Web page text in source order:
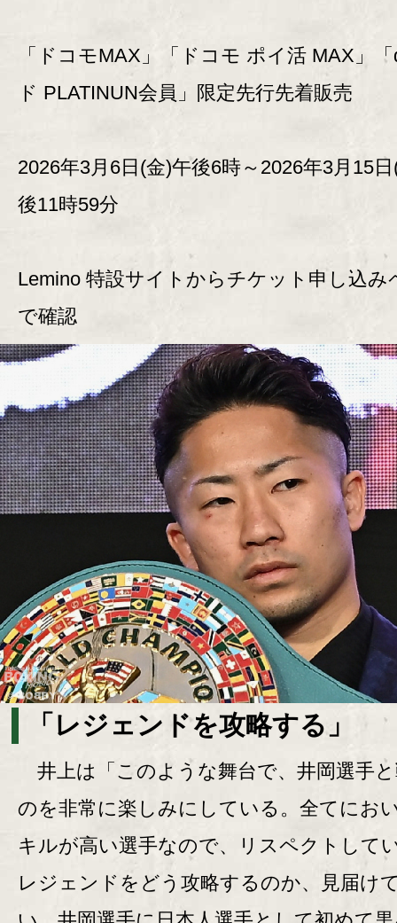
「ドコモMAX」「ドコモ ポイ活 MAX」
ド PLATINUN会員」限定先行先着販売
2026年3月6日(金)午後6時～2026年3月15
後11時59分
Lemino 特設サイトからチケット申し込み
で確認
「レジェンドを攻略する」
井上は「このような舞台で、井岡選手
のを非常に楽しみにしている。全てにお
キルが高い選手なので、リスペクトして
レジェンドをどう攻略するのか、見届け